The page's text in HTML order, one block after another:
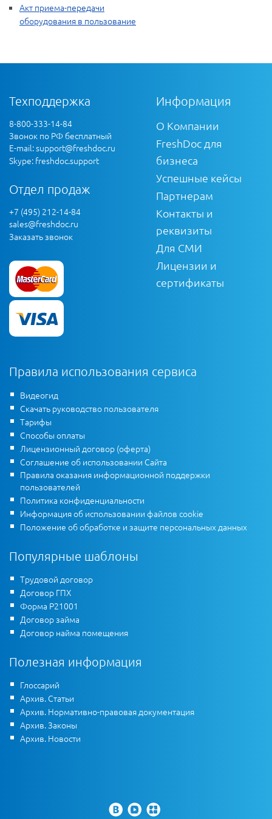
Акт приема-передачи
оборудования в пользование
Техподдержка
8-800-333-14-84
Звонок по РФ бесплатный
E-mail:support@freshdoc.ru
Skype: freshdoc.support
Отдел продаж
+7 (495) 212-14-84
sales@freshdoc.ru
Заказать звонок
Информация
О Компании
FreshDoc для
бизнеса
Успешные кейсы
Партнерам
Контакты и
реквизиты
Для СМИ
Лицензии и
сертификаты
Правила использования сервиса
Видеогид
Скачать руководство пользователя
Тарифы
Способы оплаты
Лицензионный договор (оферта)
Соглашение об использовании Сайта
Правила оказания информационной поддержки
пользователей
Политика конфиденциальности
Информация об использовании файлов cookie
Положение об обработке и защите персональных данных
Популярные шаблоны
Трудовой договор
Договор ГПХ
Форма Р21001
Договор займа
Договор найма помещения
Полезная информация
Глоссарий
Архив. Статьи
Архив. Нормативно-правовая документация
Архив. Законы
Архив. Новости